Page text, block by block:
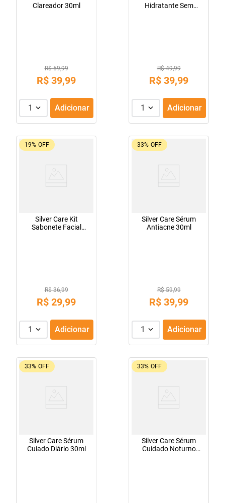
Clareador 30ml
R$ 59,99
R$ 39,99
1 Adicionar
Hidratante Sem
R$ 49,99
R$ 39,99
1 Adicionar
19% OFF
Silver Care Kit
Sabonete Facial
R$ 36,99
R$ 29,99
1 Adicionar
33% OFF
Silver Care Sérum
Antiacne 30ml
R$ 59,99
R$ 39,99
1 Adicionar
33% OFF
Silver Care Sérum
Cuiado Diário 30ml
33% OFF
Silver Care Sérum
Cuidado Noturno